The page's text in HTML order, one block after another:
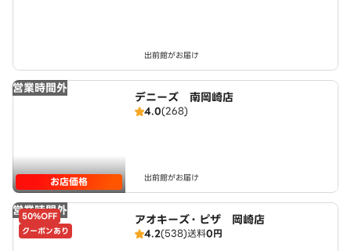
出前館がお届け
営業時間外
お店価格
デニーズ 南岡崎店
4.0(268)
出前館がお届け
営業時間外
50%OFF
クーポンあり
アオキーズ・ピザ 岡崎店
4.2(538)送料0円